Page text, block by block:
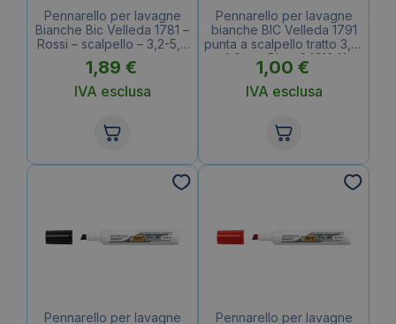
Pennarello per lavagne
Bianche Bic Velleda 1781 –
Rossi – scalpello – 3,2-5,5
mm
1,89 €
IVA esclusa
Pennarello per lavagne
bianche BIC Velleda 1791
punta a scalpello tratto 3,3-
4,6 mm Blu – 9431941
1,00 €
IVA esclusa
Pennarello per lavagne
Pennarello per lavagne